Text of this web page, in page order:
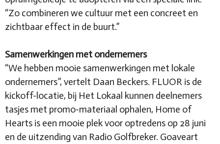
“Zo combineren we cultuur met een concreet en
zichtbaar effect in de buurt.”
Samenwerkingen met ondernemers
“We hebben mooie samenwerkingen met lokale
ondernemers”, vertelt Daan Beckers. FLUOR is de
kickoff-locatie, bij Het Lokaal kunnen deelnemers
tasjes met promo-materiaal ophalen, Home of
Hearts is een mooie plek voor optredens op 28 juni
en de uitzending van Radio Golfbreker. Goaveart